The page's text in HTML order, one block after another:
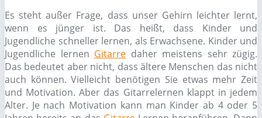
Es steht außer Frage, dass unser Gehirn leichter lernt,
wenn es jünger ist. Das heißt, dass Kinder und
Jugendliche schneller lernen, als Erwachsene. Kinder und
Jugendliche lernen Gitarre daher meistens sehr zügig.
Das bedeutet aber nicht, dass ältere Menschen das nicht
auch können. Vielleicht benötigen Sie etwas mehr Zeit
und Motivation. Aber das Gitarrelernen klappt in jedem
Alter. Je nach Motivation kann man Kinder ab 4 oder 5